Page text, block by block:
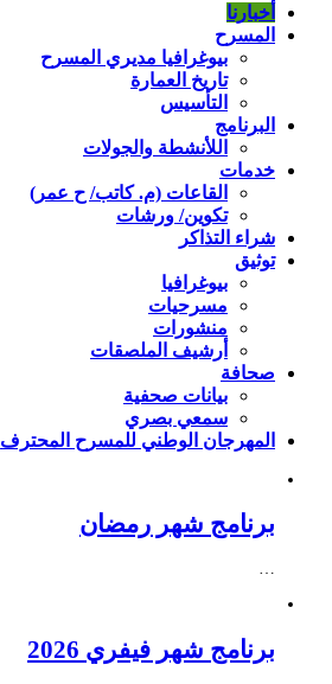
أخبارنا
المسرح
بيوغرافيا مديري المسرح
تاريخ العمارة
التأسيس
البرنامج
اللأنشطة والجولات
خدمات
القاعات (م. كاتب/ ح عمر)
تكوين/ ورشات
شراء التذاكر
توثيق
بيوغرافيا
مسرحيات
منشورات
أرشيف الملصقات
صحافة
بيانات صحفية
سمعي بصري
المهرجان الوطني للمسرح المحترف
برنامج شهر رمضان
…
برنامج شهر فيفري 2026